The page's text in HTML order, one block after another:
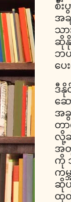
စီး
အ
သ
ဆို
ဘ
ပ
ဒီနို
ဆေ
အခွ
တ
လို့
အ
ကို
ကမ္
ဆိုပ
ထု